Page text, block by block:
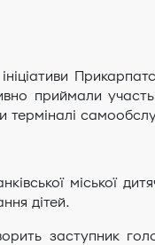
приймали
міської
дітей.
заступник